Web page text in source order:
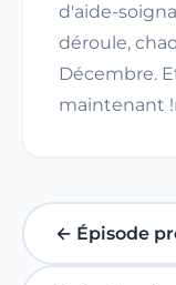
d'aide-
déroule,
Décembre.
maintenant
← Épisode